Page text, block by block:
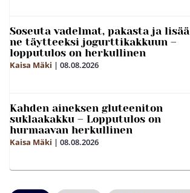
Soseuta vadelmat, pakasta ja lisää
ne täytteeksi jogurttikakkuun –
lopputulos on herkullinen
Kaisa Mäki | 08.08.2026
Kahden aineksen gluteeniton
suklaakakku – Lopputulos on
hurmaavan herkullinen
Kaisa Mäki | 08.08.2026